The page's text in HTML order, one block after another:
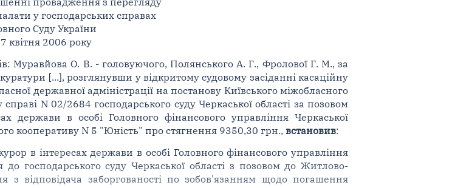
у господарських справах
Суду України
квітня 2006 року
Муравйова О. В. - головуючого, Полянського А. Г., Фролової Г. М., за
[...], розглянувши у відкритому судовому засіданні касаційну
державної адміністрації на постанову Київського міжобласного
N 02/2684 господарського суду Черкаської області за позовом
держави в особі Головного фінансового управління Черкаської
кооперативу N 5 "Юність" про стягнення 9350,30 грн., встановив:
в інтересах держави в особі Головного фінансового управління
до господарського суду Черкаської області з позовом до Житлово-
з відповідача заборгованості по зобов'язанням щодо погашення